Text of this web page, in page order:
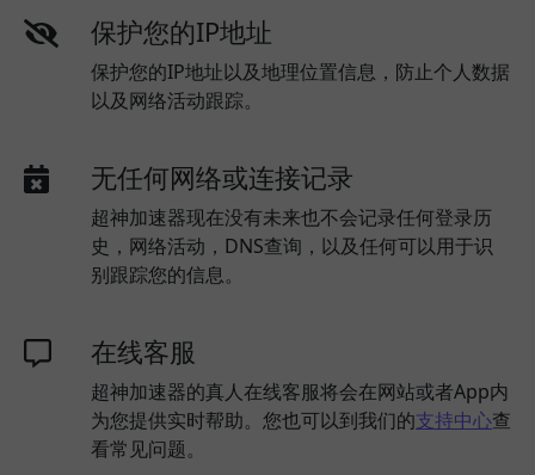
保护您的IP地址
保护您的IP地址以及地理位置信息，防止个人数据
以及网络活动跟踪。
无任何网络或连接记录
超神加速器现在没有未来也不会记录任何登录历
史，网络活动，DNS查询，以及任何可以用于识
别跟踪您的信息。
在线客服
超神加速器的真人在线客服将会在网站或者App内
为您提供实时帮助。您也可以到我们的支持中心查
看常见问题。